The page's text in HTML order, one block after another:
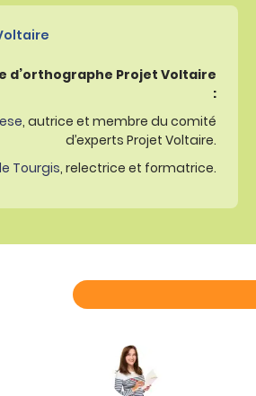
d’orthographe Projet Voltaire
:
, autrice et membre du comité
d’experts Projet Voltaire.
Tourgis, relectrice et formatrice.